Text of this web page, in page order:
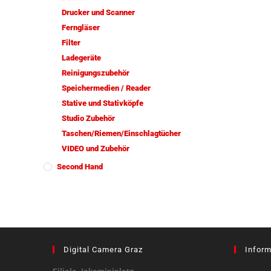
Drucker und Scanner
Ferngläser
Filter
Ladegeräte
Reinigungszubehör
Speichermedien / Reader
Stative und Stativköpfe
Studio Zubehör
Taschen/Riemen/Einschlagtücher
VIDEO und Zubehör
Second Hand
Digital Camera Graz